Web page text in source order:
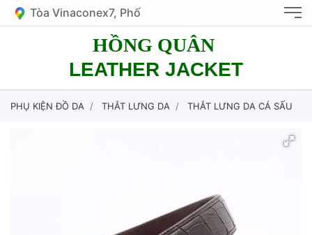
Tòa Vinaconex7, Phố
HỒNG QUÂN
LEATHER JACKET
PHỤ KIỆN ĐỒ DA THẮT LƯNG DA THẮT LƯNG DA CÁ SẤU